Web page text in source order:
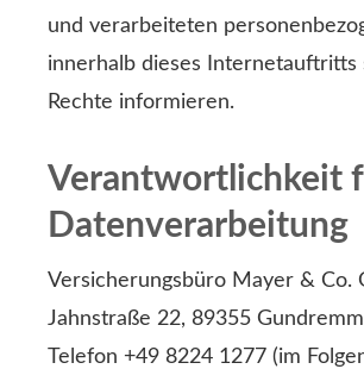
und verarbeiteten
innerhalb dieses Internetauftritts
Rechte informieren.
Verantwortlichkeit
Datenverarbeitung
Versicherungsbüro Mayer & Co.
Jahnstraße 22, 89355
Telefon +49 8224 1277 (im